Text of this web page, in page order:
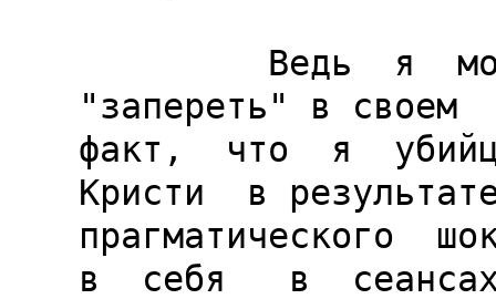
"запереть" в своем
факт,  что  я
Кристи  в
прагматического
в  себя   в